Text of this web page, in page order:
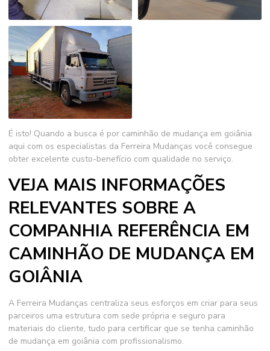
É isto! Quando a busca é por caminhão de mudança em goiânia
aqui com os especialistas da Ferreira Mudanças você consegue
obter excelente custo-benefício com qualidade no serviço.
VEJA MAIS INFORMAÇÕES
RELEVANTES SOBRE A
COMPANHIA REFERÊNCIA EM
CAMINHÃO DE MUDANÇA EM
GOIÂNIA
A Ferreira Mudanças centraliza seus esforços em criar para seus
parceiros uma estrutura com sede própria e seguro para
materiais do cliente, tudo para certificar que se tenha caminhão
de mudança em goiânia com profissionalismo.